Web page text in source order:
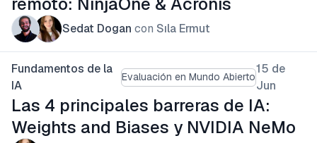
Sedat Dogan con Sıla Ermut
Fundamentos de la
IA
Evaluación en Mundo Abierto
15 de
Jun
Las 4 principales barreras de IA:
Weights and Biases y NVIDIA NeMo